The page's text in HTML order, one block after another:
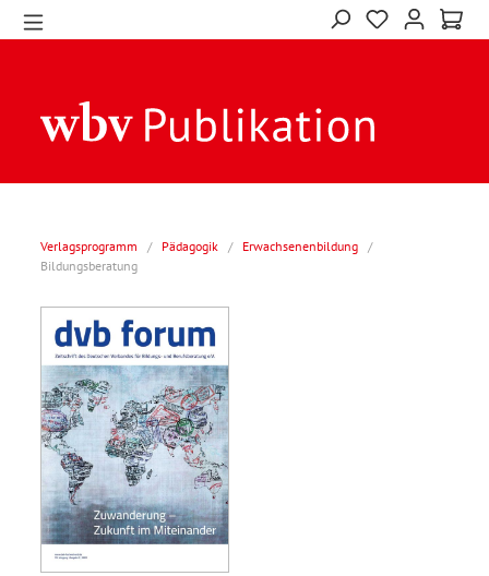
Verlagsprogramm / Pädagogik / Erwachsenenbildung /
Bildungsberatung